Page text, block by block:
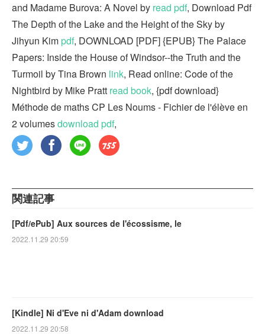
and Madame Burova: A Novel by read pdf, Download Pdf
The Depth of the Lake and the Height of the Sky by
Jihyun Kimpdf, DOWNLOAD [PDF] {EPUB} The Palace
Papers: Inside the House of Windsor--the Truth and the
Turmoil by Tina Brown link, Read online: Code of the
Nightbird by Mike Pratt read book, {pdf download}
Méthode de maths CP Les Noums - Fichier de l'élève en
2 volumesdownload pdf,
関連記事
[Pdf/ePub] Aux sources de l'écossisme, le
2022.11.29 20:59
[Kindle] Ni d'Eve ni d'Adam download
2022.11.29 20:58